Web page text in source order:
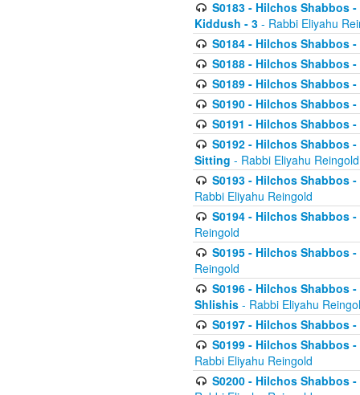
S0183 - Hilchos Shabbos
Kiddush - 3 - Rabbi Eliyahu
S0184 - Hilchos Shabbos
S0188 - Hilchos Shabbos
S0189 - Hilchos Shabbos
S0190 - Hilchos Shabbos
S0191 - Hilchos Shabbos
S0192 - Hilchos Shabbos
Sitting - Rabbi Eliyahu Reingold
S0193 - Hilchos Shabbos
Rabbi Eliyahu Reingold
S0194 - Hilchos Shabbos
Reingold
S0195 - Hilchos Shabbos
Reingold
S0196 - Hilchos Shabbos
Shlishis - Rabbi Eliyahu
S0197 - Hilchos Shabbos
S0199 - Hilchos Shabbos
Rabbi Eliyahu Reingold
S0200 - Hilchos Shabbos